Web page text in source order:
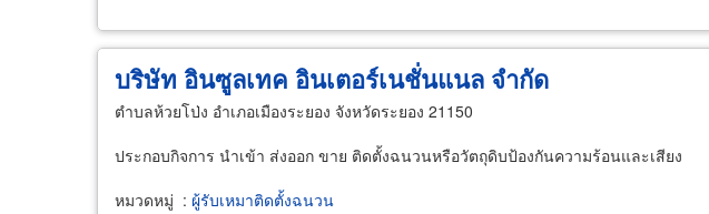
บริษัท อินซูลเทค อินเตอร์เนชั่นแนล จำกัด
ตำบลห้วยโป่ง อำเภอเมืองระยอง จังหวัดระยอง 21150
ประกอบกิจการ นำเข้า ส่งออก ขาย ติดตั้งฉนวนหรือวัตถุดิบป้องกันความร้อนและเสียง
หมวดหมู่ : ผู้รับเหมาติดตั้งฉนวน